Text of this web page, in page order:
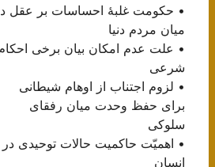
• حکومت غلبۀ احساسات بر عقل در
میان مردم دنیا
• علت عدم امکان بیان برخی احکام
شرعی
• لزوم اجتناب از اوهام شیطانی
برای حفظ وحدت میان رفقای
سلوکی
• اهمیّت حاکمیت حالات توحیدی در
انسان